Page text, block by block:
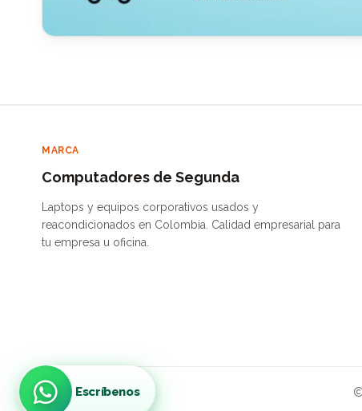
MARCA
Computadores de Segunda
Laptops y equipos corporativos usados y
reacondicionados en Colombia. Calidad empresarial para
tu empresa u oficina.
Escríbenos